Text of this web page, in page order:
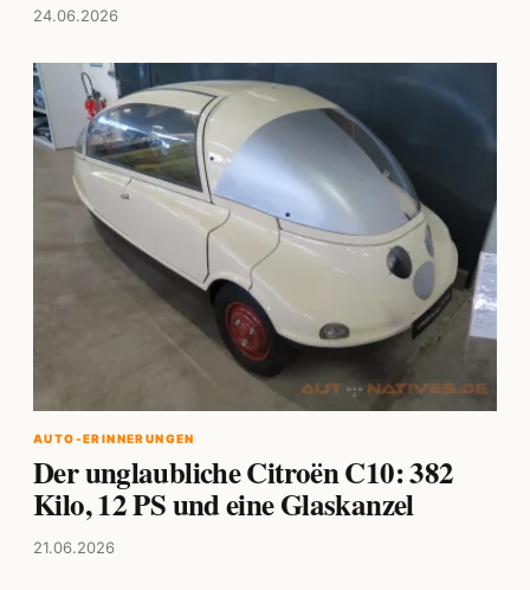
24.06.2026
AUTO-ERINNERUNGEN
Der unglaubliche Citroën C10: 382
Kilo, 12 PS und eine Glaskanzel
21.06.2026